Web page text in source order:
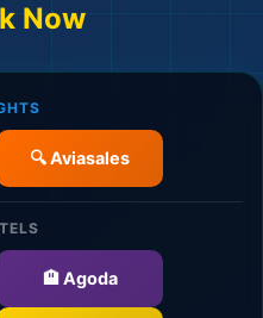
Now
🔍 Aviasales
🏨 Agoda